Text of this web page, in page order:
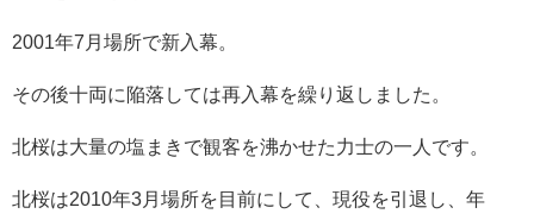
2001年7月場所で新入幕。
その後十両に陥落しては再入幕を繰り返しました。
北桜は大量の塩まきで観客を沸かせた力士の一人です。
北桜は2010年3月場所を目前にして、現役を引退し、年